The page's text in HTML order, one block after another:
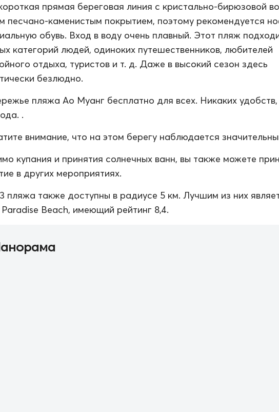
прямая береговая линия с кристально-бирюзовой
песчано-каменистым покрытием, поэтому рекомендуется
обувь. Вход в воду очень плавный. Этот пляж
категорий людей, одиноких путешественников, любителей
отдыха, туристов и т. д. Даже в высокий сезон здесь
безлюдно.
пляжа Ао Муанг бесплатно для всех. Никаких удобств,
.
внимание, что на этом берегу наблюдается
купания и принятия солнечных ванн, вы также можете
в других мероприятиях.
пляжа также доступны в радиусе 5 км. Лучшим из них
Beach, имеющий рейтинг 8,4.